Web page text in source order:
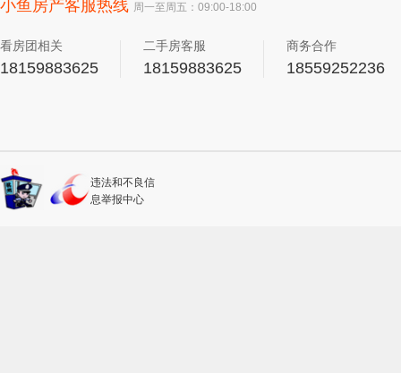
小鱼房产客服热线 周一至周五：09:00-18:00
看房团相关
18159883625
二手房客服
18159883625
商务合作
18559252236
违法和不良信
息举报中心